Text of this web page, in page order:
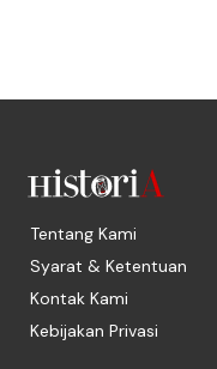
Tentang Kami
Syarat & Ketentuan
Kontak Kami
Kebijakan Privasi